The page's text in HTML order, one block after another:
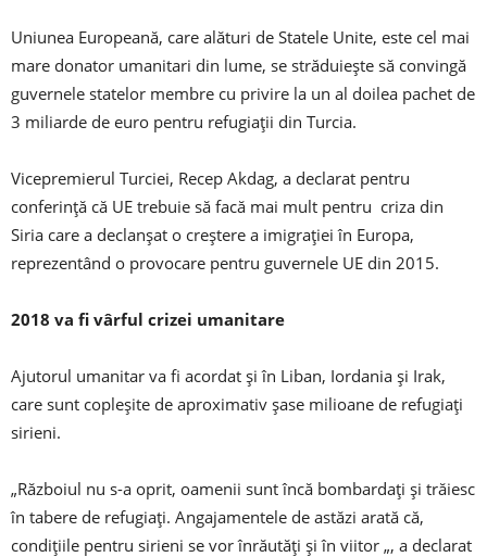
Uniunea Europeană, care alături de Statele Unite, este cel mai
mare donator umanitari din lume, se străduiește să convingă
guvernele statelor membre cu privire la un al doilea pachet de
3 miliarde de euro pentru refugiații din Turcia.
Vicepremierul Turciei, Recep Akdag, a declarat pentru
conferință că UE trebuie să facă mai mult pentru criza din
Siria care a declanșat o creștere a imigrației în Europa,
reprezentând o provocare pentru guvernele UE din 2015.
2018 va fi vârful crizei umanitare
Ajutorul umanitar va fi acordat și în Liban, Iordania și Irak,
care sunt copleșite de aproximativ șase milioane de refugiați
sirieni.
„Războiul nu s-a oprit, oamenii sunt încă bombardați și trăiesc
în tabere de refugiați. Angajamentele de astăzi arată că,
condițiile pentru sirieni se vor înrăutăți și în viitor „, a declarat